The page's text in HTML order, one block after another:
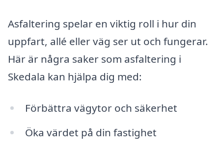
Asfaltering spelar en viktig roll i hur din
uppfart, allé eller väg ser ut och fungerar.
Här är några saker som asfaltering i
Skedala kan hjälpa dig med:
Förbättra vägytor och säkerhet
Öka värdet på din fastighet